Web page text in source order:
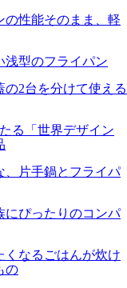
の性能そのまま、軽
浅型のフライパン
の2台を分けて使える
る「世界デザイン
、片手鍋とフライパ
にぴったりのコンパ
くなるごはんが炊け
の